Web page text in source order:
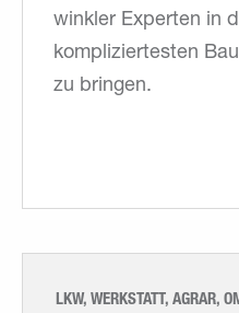
winkler Experten in
kompliziertesten
zu bringen.
LKW, WERKSTATT, AGRAR,